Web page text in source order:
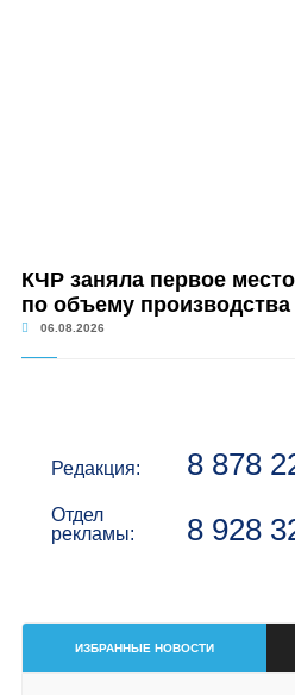
КЧР заняла первое
по объему
06.08.2026
Редакция: 8 878
Отдел
рекламы:
8 928
ИЗБРАННЫЕ НОВОСТИ